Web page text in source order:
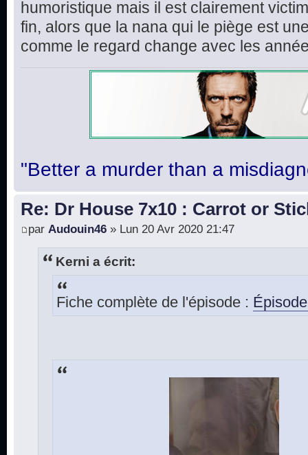
humoristique mais il est clairement
fin, alors que la nana qui le piège est
comme le regard change avec les
"Better a murder than a
Re: Dr House 7x10 : Carrot or
par Audouin46 » Lun 20 Avr 2020 21:47
Kerni a écrit:
Fiche complète de l'épisode :